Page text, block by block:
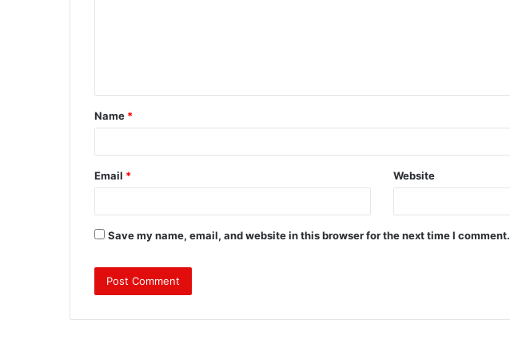
t
*
Name *
Email * Website
Save my name, email, and website in this browser for the next time I comment.